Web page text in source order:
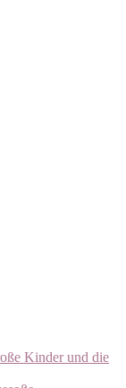
Kinder und die